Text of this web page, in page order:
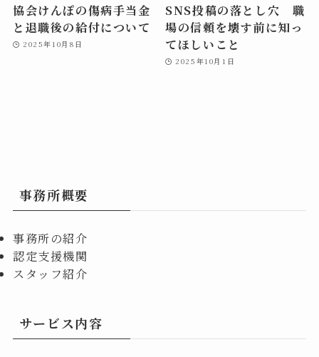
協会けんぽの傷病手当金
と退職後の給付について
2025年10月8日
SNS投稿の落とし穴 職
場の信頼を壊す前に知っ
てほしいこと
2025年10月1日
事務所概要
事務所の紹介
認定支援機関
スタッフ紹介
サービス内容